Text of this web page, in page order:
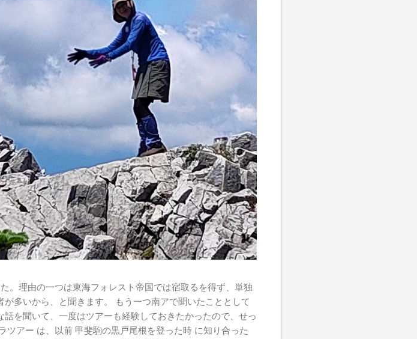
。理由の一つは東海フォレスト帝国では宿取るを得ず、単独
多いから、と聞きます。 もう一つ南アで聞いたこととして
を聞いて、一度はツアーも経験しておきたかったので、せっ
アー は、以前 甲斐駒の黒戸尾根を登った時 に知り合った